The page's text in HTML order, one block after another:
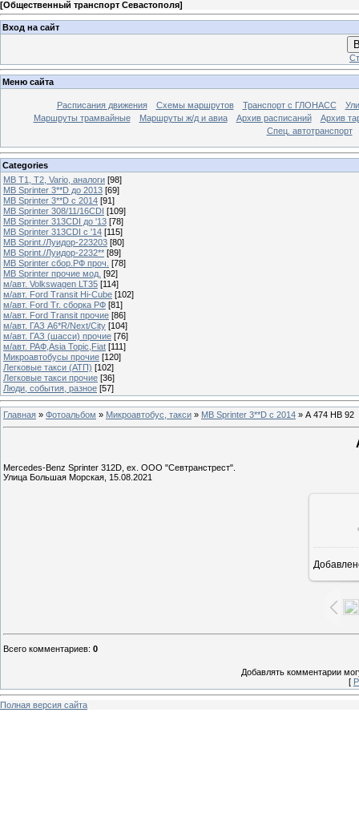
[Общественный транспорт Севастополя]
Вход на сайт
Меню сайта
Расписания движения Схемы маршрутов Транспорт с ГЛОНАСС
Маршруты трамвайные
Маршруты ж/д и авиа Архив расписаний
Архив
Спец. автотранспорт
Categories
MB T1, T2, Vario, аналоги [98]
MB Sprinter 3**D до 2013 [69]
MB Sprinter 3**D с 2014 [91]
MB Sprinter 308/11/16CDI [109]
MB Sprinter 313CDI до '13 [78]
MB Sprinter 313CDI с '14 [115]
MB Sprint./Луидор-223203 [80]
MB Sprint./Луидор-2232** [89]
MB Sprinter сбор.РФ проч. [78]
MB Sprinter прочие мод. [92]
м/авт. Volkswagen LT35 [114]
м/авт. Ford Transit Hi-Cube [102]
м/авт. Ford Tr. сборка РФ [81]
м/авт. Ford Transit прочие [86]
м/авт. ГАЗ A6*R/Next/City [104]
м/авт. ГАЗ (шасси) прочие [76]
м/авт. РАФ,Asia Topic,Fiat [111]
Микроавтобусы прочие [120]
Легковые такси (АТП) [102]
Легковые такси прочие [36]
Люди, события, разное [57]
Главная » Фотоальбом » Микроавтобус, такси » MB Sprinter 3**D с 2014 » А 474 НВ 92
Mercedes-Benz Sprinter 312D, ex. ООО "Севтранстрест".
Улица Большая Морская, 15.08.2021
Всего комментариев: 0
Добавлять комментарии
[
Полная версия сайта